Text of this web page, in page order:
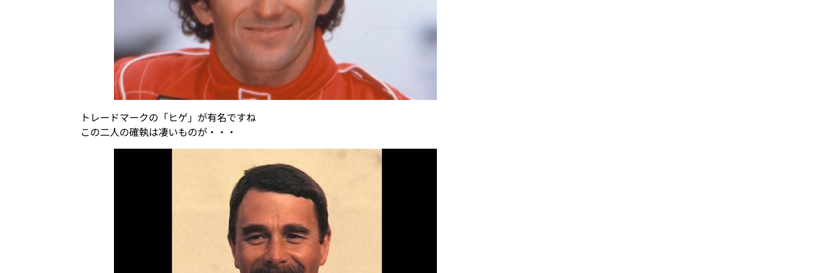
トレードマークの「ヒゲ」が有名ですね
この二人の確執は凄いものが・・・